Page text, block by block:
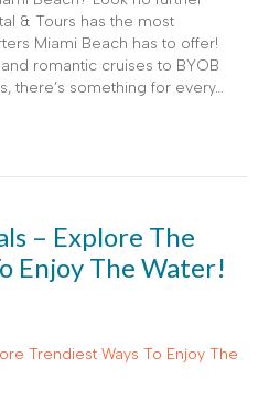
& Tours has the most
Miami Beach has to offer!
romantic cruises to BYOB
there’s something for every…
– Explore The
Enjoy The Water!